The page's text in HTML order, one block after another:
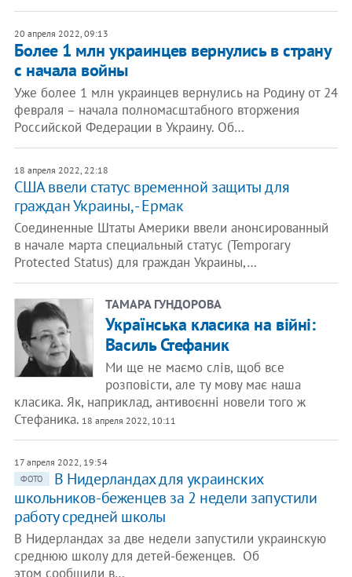
20 апреля 2022, 09:13
Более 1 млн украинцев вернулись в страну
с начала войны
Уже более 1 млн украинцев вернулись на Родину от 24
февраля – начала полномасштабного вторжения
Российской Федерации в Украину. Об…
18 апреля 2022, 22:18
США ввели статус временной защиты для
граждан Украины, - Ермак
Соединенные Штаты Америки ввели анонсированный
в начале марта специальный статус (Temporary
Protected Status) для граждан Украины,…
ТАМАРА ГУНДОРОВА
Українська класика на війні:
Василь Стефаник
Ми ще не маємо слів, щоб все
розповісти, але ту мову має наша
класика. Як, наприклад, антивоєнні новели того ж
Стефаника. 18 апреля 2022, 10:11
17 апреля 2022, 19:54
ФОТО
В Нидерландах для украинских
школьников-беженцев за 2 недели запустили
работу средней школы
В Нидерландах за две недели запустили украинскую
среднюю школу для детей-беженцев. Об
этом сообщили в…